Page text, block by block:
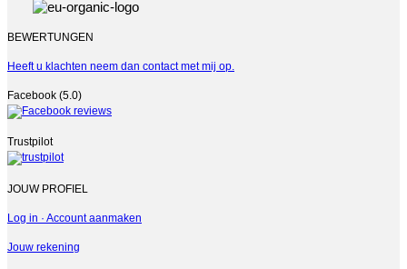
BEWERTUNGEN
Heeft u klachten neem dan contact met mij op.
Facebook (5.0)
Trustpilot
JOUW PROFIEL
Log in · Account aanmaken
Jouw rekening